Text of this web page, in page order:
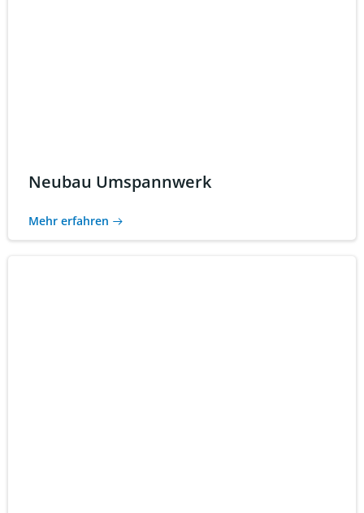
Neubau Umspannwerk
Mehr erfahren